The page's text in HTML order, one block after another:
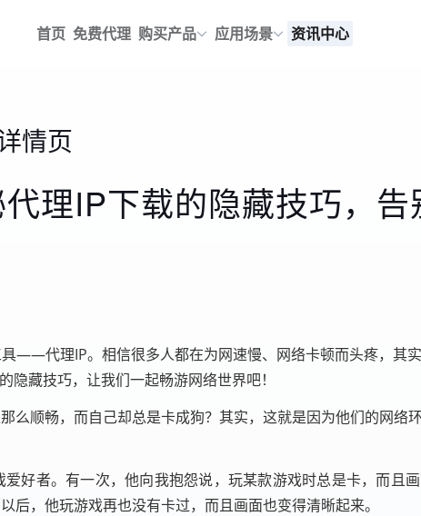
首页 免费代理 购买产品 应用场景 资讯中心
情页
理IP下载的隐藏技巧，
——代理IP。相信很多人都在为网速慢、网络卡顿而头疼，其
藏技巧，让我们一起畅游网络世界吧！
么顺畅，而自己却总是卡成狗？其实，这就是因为他们的网络
好者。有一次，他向我抱怨说，玩某款游戏时总是卡，而且
，他玩游戏再也没有卡过，而且画面也变得清晰起来。